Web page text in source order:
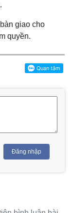
giao cho
quyền.
Đăng nhập